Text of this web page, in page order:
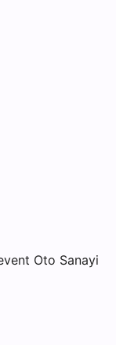
Oto Sanayi